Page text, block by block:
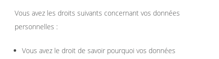
Vous avez les droits suivants concernant vos données
personnelles :
Vous avez le droit de savoir pourquoi vos données